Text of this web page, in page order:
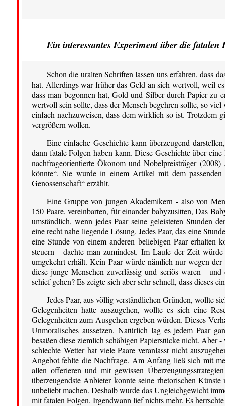
Ein interessantes Experiment über die fatalen
Schon die uralten Schriften lassen uns erfahren, dass
hat. Allerdings war früher das Geld an sich wertvoll, weil
dass man begonnen hat, Gold und Silber durch Papier zu
wertvoll sein sollte, dass der Mensch begehren sollte, so
einfach nachzuweisen, dass dem wirklich so ist. Trotzdem
vergrößern wollen.
Eine einfache Geschichte kann überzeugend
dann fatale Folgen haben kann. Diese Geschichte über
nachfrageorientierte Ökonom und Nobelpreisträger
könnte“. Sie wurde in einem Artikel mit dem
Genossenschaft“ erzählt.
Eine Gruppe von jungen Akademikern - also von
150 Paare, vereinbarten, für einander babyzusitten, Das
umständlich, wenn jedes Paar seine geleisteten Stunden
eine recht nahe liegende Lösung. Jedes Paar, das eine
eine Stunde von einem anderen beliebigen Paar erhalten
steuern - dachte man zumindest. Im Laufe der Zeit
umgekehrt erhält. Kein Paar würde nämlich nur wegen
diese junge Menschen zuverlässig und seriös waren -
schief gehen? Es zeigte sich aber sehr schnell, dass dieses
Jedes Paar, aus völlig verständlichen Gründen, wollte
Gelegenheiten hatte auszugehen, wollte es sich eine
Gelegenheiten zum Ausgehen ergeben würden. Dieses
Unmoralisches aussetzen. Natürlich lag es jedem Paar
besaßen diese ziemlich schäbigen Papierstücke nicht. Aber
schlechte Wetter hat viele Paare veranlasst nicht
Angebot fehlte die Nachfrage. Am Anfang ließ sich mit
allen offerieren und mit gewissen
überzeugendste Anbieter konnte seine rhetorischen
unbeliebt machen. Deshalb wurde das Ungleichgewicht
mit fatalen Folgen. Irgendwann lief nichts mehr. Es